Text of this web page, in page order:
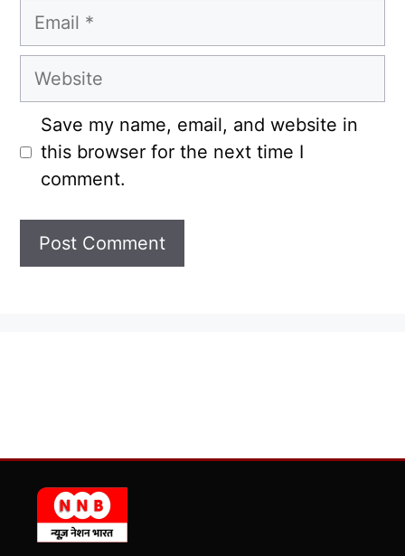
Email
Website
Save my name, email, and website in
this browser for the next time I
comment.